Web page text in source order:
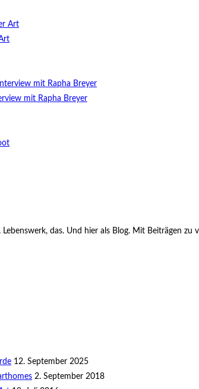
mit Rapha Breyer
das. Und hier als Blog. Mit Beiträgen
12. September 2025
2. September 2018